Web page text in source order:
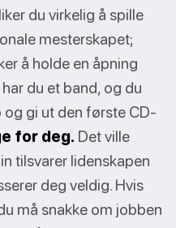
du virkelig å spille
mesterskapet;
å holde en åpning
du et band, og du
og gi ut den første CD-
for deg. Det ville
tilsvarer lidenskapen
deg veldig. Hvis
må snakke om jobben